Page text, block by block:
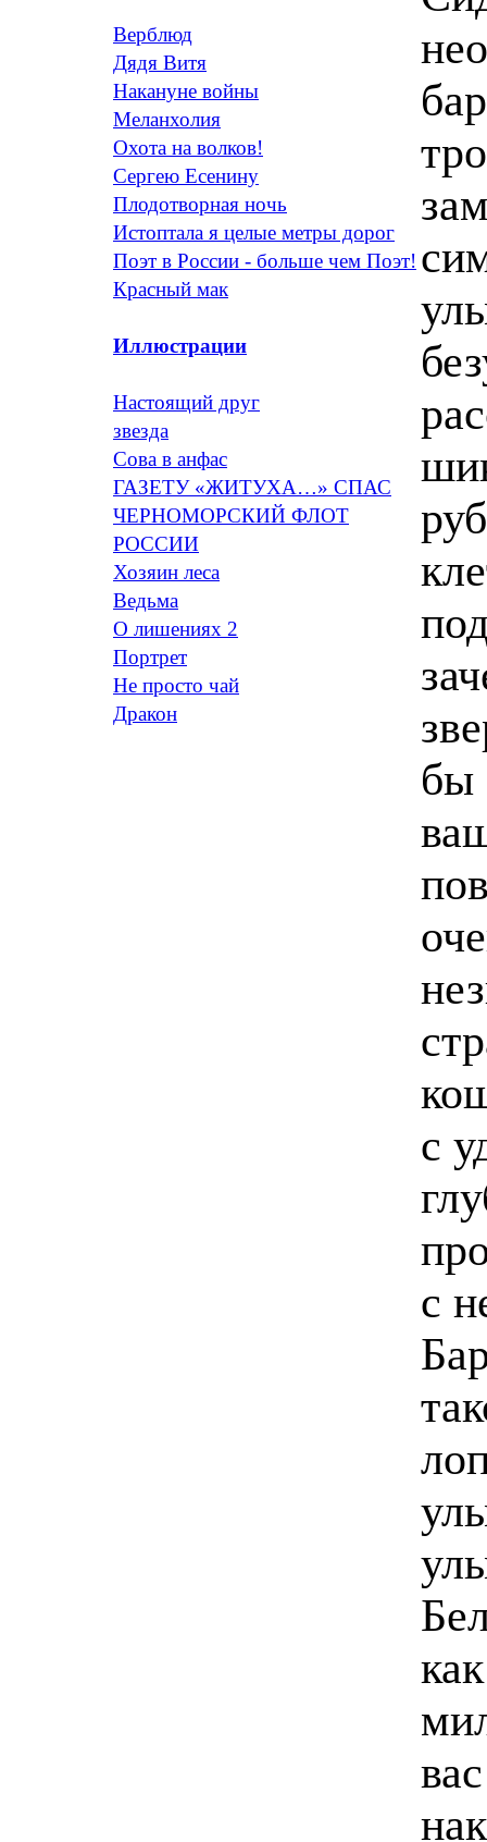
Верблюд
Дядя Витя
Накануне войны
Меланхолия
Охота на волков!
Сергею Есенину
Плодотворная ночь
Истоптала я целые метры дорог
Поэт в России - больше чем Поэт!
Красный мак
Иллюстрации
Настоящий друг
звезда
Сова в анфас
ГАЗЕТУ «ЖИТУХА…» СПАС
ЧЕРНОМОРСКИЙ ФЛОТ
РОССИИ
Хозяин леса
Ведьма
O лишениях 2
Портрет
Не просто чай
Дракон